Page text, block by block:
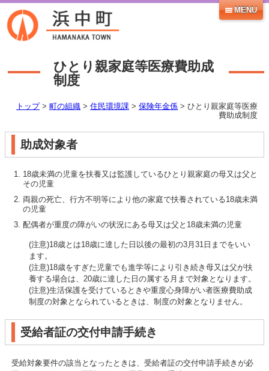
MENU
ひとり親家庭等医療費助成
制度
トップ> 町の組織 > 住民環境課 > 保険年金係 > ひとり親家庭等医療
費助成制度
助成対象者
18歳未満の児童を扶養又は監護しているひとり親家庭の母又は父と
その児童
両親の死亡、行方不明等により他の家庭で扶養されている18歳未満
の児童
配偶者が重度の障がいの状況にある母又は父と18歳未満の児童
(注意)18歳とは18歳に達した日以後の最初の3月31日までをいい
ます。
(注意)18歳をすぎた児童でも進学等により引き続き母又は父が扶
養する場合は、20歳に達した日の属する月まで対象となります。
(注意)生活保護を受けているときや重度心身障がい者医療費助成
制度の対象となられているときは、制度の対象となりません。
受給者証の交付申請手続き
受給対象要件の該当となったときは、受給者証の交付申請手続きが必